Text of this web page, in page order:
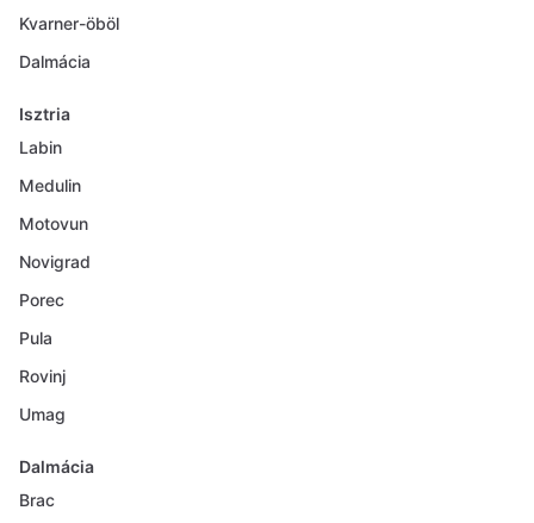
Kvarner-öböl
Dalmácia
Isztria
Labin
Medulin
Motovun
Novigrad
Porec
Pula
Rovinj
Umag
Dalmácia
Brac